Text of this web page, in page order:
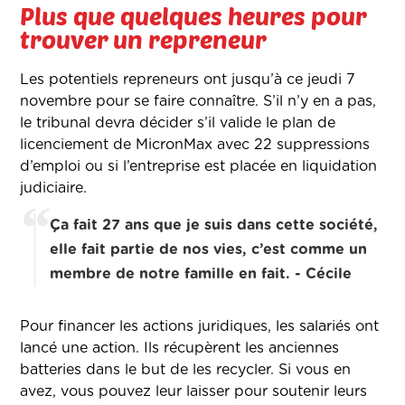
Plus que quelques heures pour
trouver un repreneur
Les potentiels repreneurs ont jusqu’à ce jeudi 7
novembre pour se faire connaître. S’il n’y en a pas,
le tribunal devra décider s’il valide le plan de
licenciement de MicronMax avec 22 suppressions
d’emploi ou si l’entreprise est placée en liquidation
judiciaire.
Ça fait 27 ans que je suis dans cette société,
elle fait partie de nos vies, c’est comme un
membre de notre famille en fait. - Cécile
Pour financer les actions juridiques, les salariés ont
lancé une action. Ils récupèrent les anciennes
batteries dans le but de les recycler. Si vous en
avez, vous pouvez leur laisser pour soutenir leurs